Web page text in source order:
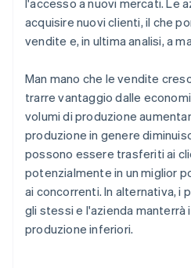
l'accesso a nuovi mercati. Le
acquisire nuovi clienti, il che
vendite e, in ultima analisi, a
Man mano che le vendite
trarre vantaggio dalle
volumi di produzione
produzione in genere
possono essere trasferiti ai
potenzialmente in un miglior
ai concorrenti. In alternativa, i
gli stessi e l'azienda manterrà
produzione inferiori.